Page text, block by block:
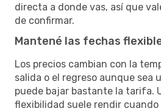
directa a donde vas, así que
de confirmar.
Mantené las fechas
Los precios cambian con la
salida o el regreso aunque sea
puede bajar bastante la tarifa.
flexibilidad suele rendir cuando